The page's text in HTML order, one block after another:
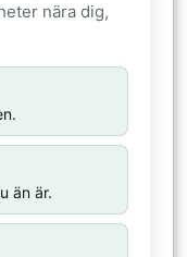
nära dig,
än är.